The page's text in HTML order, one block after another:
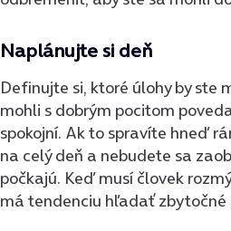
Naplánujte si deň
Definujte si, ktoré úlohy by ste
mohli s dobrým pocitom
spokojní. Ak to spravíte hneď
na celý deň a nebudete sa
počkajú. Keď musí človek
má tendenciu hľadať zbytočné